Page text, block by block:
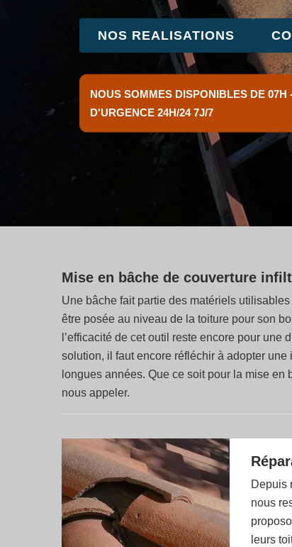
NOS REALISATIONS
NOUS SOMMES DISPONIBLES DE
D'URGENCE 24H/24 7J/7
Mise en bâche de couverture
Une bâche fait partie des matériels
être posée au niveau de la toiture pour son
l’efficacité de cet outil reste encore pour
solution, il faut encore réfléchir à adopter
longues années. Que ce soit pour la mise
nous appeler.
Depuis
nous
leurs